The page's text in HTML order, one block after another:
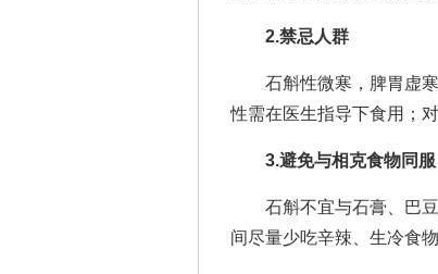
2.禁忌人群
石斛性微寒，脾胃虚寒
性需在医生指导下食用；
3.避免与相克食物同服
石斛不宜与石膏、巴豆
间尽量少吃辛辣、生冷食